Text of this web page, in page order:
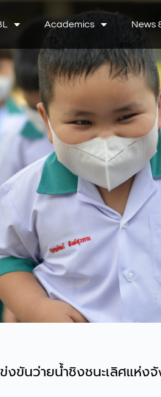
Academics News
งขันว่ายน้ำชิงชนะเลิศแห่